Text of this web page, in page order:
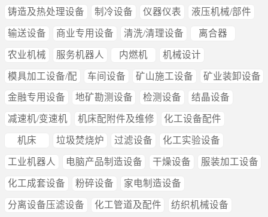
铸造及热处理设备 制冷设备 仪器仪表 液压机械/部件
输送设备 商业专用设备 清洗/清理设备 离合器
农业机械 服务机器人 内燃机 机械设计
模具加工设备/配 车间设备 矿山施工设备 矿业装卸设备
金融专用设备 地矿勘测设备 检测设备 结晶设备
减速机/变速机 机床配附件及维修 化工设备配件
机床 垃圾焚烧炉 过滤设备 化工实验设备
工业机器人 电脑产品制造设备 干燥设备 服装加工设备
化工成套设备 粉碎设备 家电制造设备
分离设备压滤设备 化工管道及配件 纺织机械设备